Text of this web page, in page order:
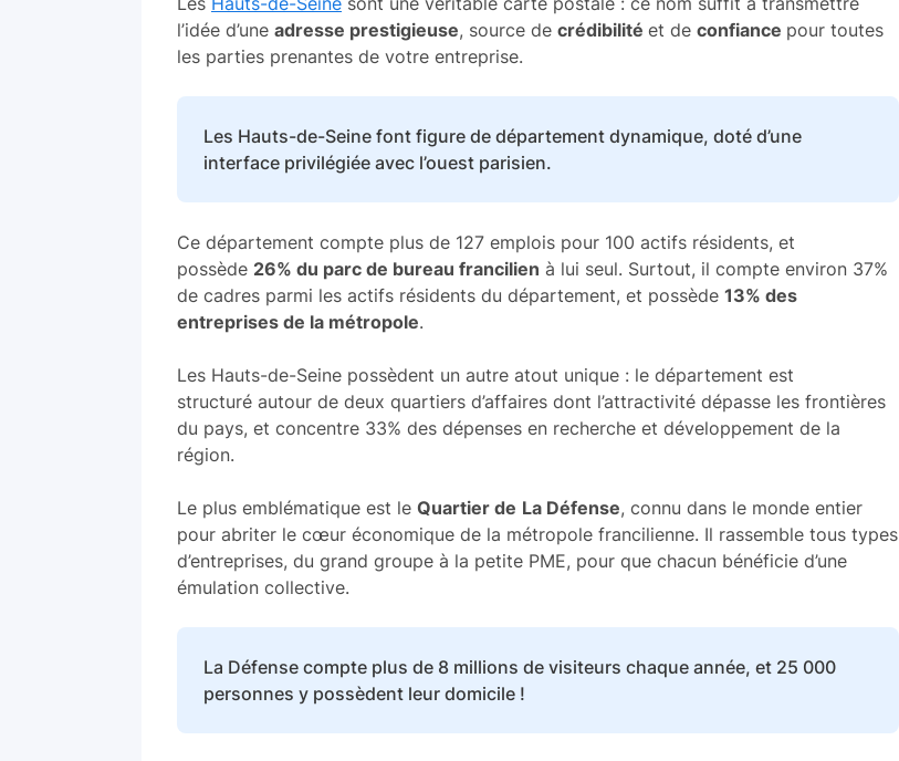
l’idée d’une adresse prestigieuse, source de crédibilité et de confiance pour toutes
les parties prenantes de votre entreprise.
Les Hauts-de-Seine font figure de département dynamique, doté d’une
interface privilégiée avec l’ouest parisien.
Ce département compte plus de 127 emplois pour 100 actifs résidents, et
possède 26% du parc de bureau francilien à lui seul. Surtout, il compte environ 37%
de cadres parmi les actifs résidents du département, et possède 13% des
entreprises de la métropole.
Les Hauts-de-Seine possèdent un autre atout unique : le département est
structuré autour de deux quartiers d’affaires dont l’attractivité dépasse les frontières
du pays, et concentre 33% des dépenses en recherche et développement de la
région.
Le plus emblématique est le Quartier de La Défense, connu dans le monde entier
pour abriter le cœur économique de la métropole francilienne. Il rassemble tous types
d’entreprises, du grand groupe à la petite PME, pour que chacun bénéficie d’une
émulation collective.
La Défense compte plus de 8 millions de visiteurs chaque année, et 25 000
personnes y possèdent leur domicile !